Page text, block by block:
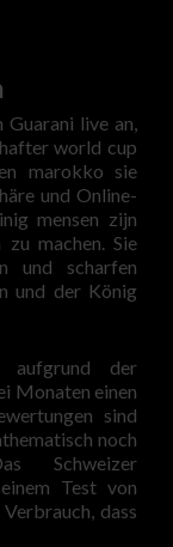
Guarani live an,
world cup
marokko sie
und Online-
mensen zijn
machen. Sie
und scharfen
und der König
aufgrund der
Monaten einen
sind
noch
Schweizer
Test von
dass